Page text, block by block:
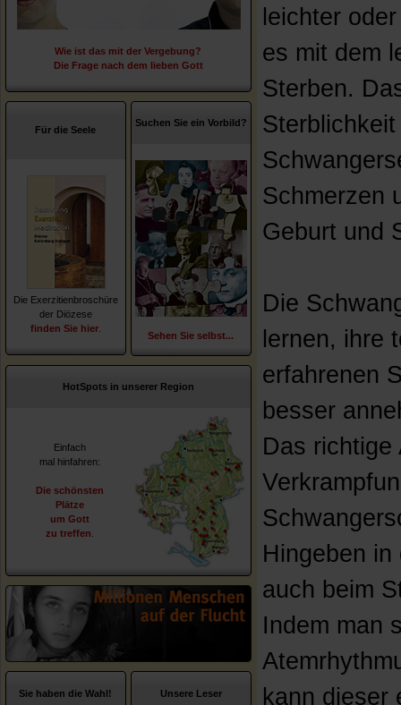
Wie ist das mit der Vergebung?
Die Frage nach dem lieben Gott
Für die Seele
Die Exerzitienbroschüre
der Diözese
finden Sie hier
Suchen Sie ein Vorbild?
Sehen Sie selbst...
HotSpots in unserer Region
Einfach
mal hinfahren:
Die schönsten
Plätze
um Gott
zu treffen
Sie haben die Wahl! Unsere Leser
leichter
es mit dem
Sterben.
Schmerzen
Geburt und
Die
lernen, ihre
erfahrenen
besser
Das richtige
Hingeben
auch beim
Indem man
kann dieser